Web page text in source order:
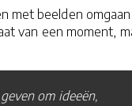
met beelden omgaan
van een moment,
om ideeën,